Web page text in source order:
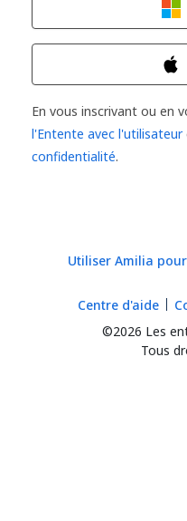
En vous inscrivant ou en
l'Entente avec l'utilisateur
confidentialité.
Utiliser Amilia
©2026 Les
Tous
Centre d'aide